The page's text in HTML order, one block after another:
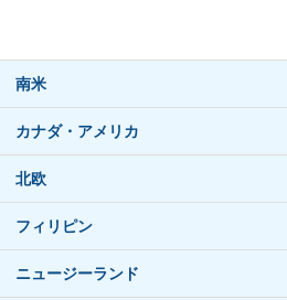
南米
カナダ・アメリカ
北欧
フィリピン
ニュージーランド